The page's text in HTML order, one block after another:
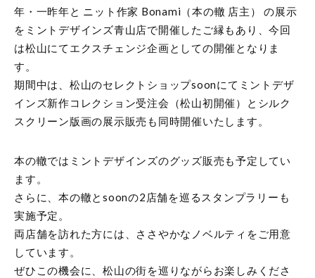
年・一昨年と ニット作家 Bonami（本の轍 店主） の展示
をミントデザインズ青山店で開催したご縁もあり、今回
は松山にてエクスチェンジ企画としての開催となりま
す。
期間中は、松山のセレクトショップsoonにてミントデザ
インズ新作コレクション受注会（松山初開催）とシルク
スクリーン版画の展示販売も同時開催いたします。
本の轍ではミントデザインズのグッズ販売も予定してい
ます。
さらに、本の轍とsoonの2店舗を巡るスタンプラリーも
実施予定。
両店舗を訪れた方には、ささやかなノベルティをご用意
しています。
ぜひこの機会に、松山の街を巡りながらお楽しみくださ